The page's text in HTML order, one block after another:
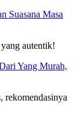
Suasana Masa
autentik!
Yang Murah,
rekomendasinya